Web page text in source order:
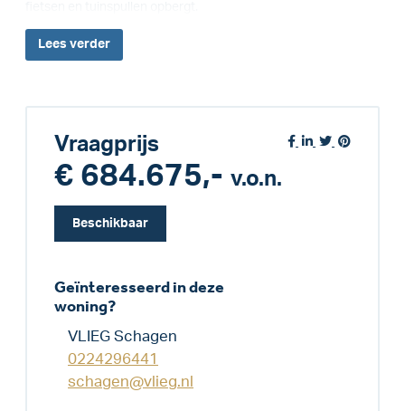
Lees verder
Vraagprijs
€ 684.675,- v.o.n.
Beschikbaar
Geïnteresseerd in deze
woning?
VLIEG Schagen
0224296441
schagen@vlieg.nl